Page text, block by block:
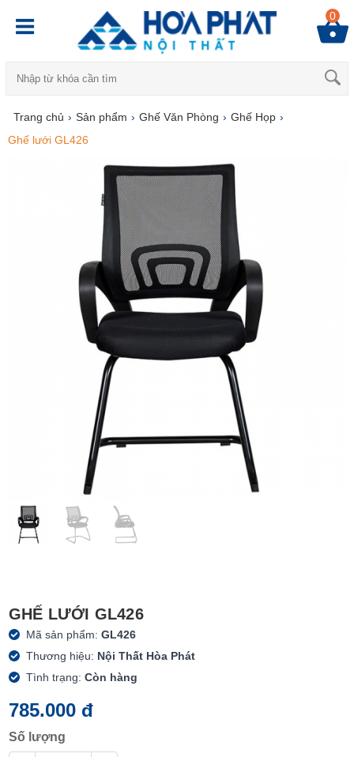
0
Trang chủ › Sản phẩm › Ghế Văn Phòng › Ghế Họp ›
Ghế lưới GL426
GHẾ LƯỚI GL426
Mã sản phẩm:GL426
Thương hiệu: Nội Thất Hòa Phát
Tình trạng:Còn hàng
785.000 đ
Số lượng